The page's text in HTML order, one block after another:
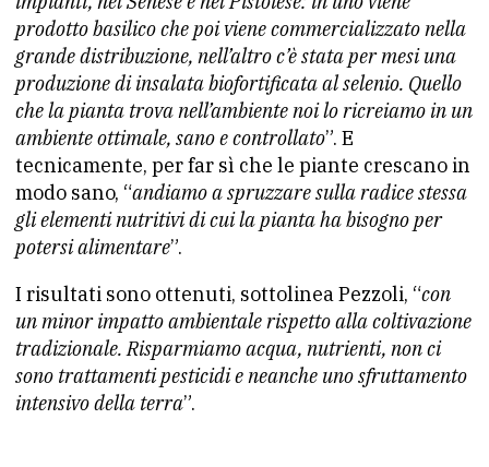
prodotto basilico che poi viene commercializzato nella
grande distribuzione, nell’altro c’è stata per mesi una
produzione di insalata biofortificata al selenio. Quello
che la pianta trova nell’ambiente noi lo ricreiamo in un
ambiente ottimale, sano e controllato”. E
tecnicamente, per far sì che le piante crescano in
modo sano, “andiamo a spruzzare sulla radice stessa
gli elementi nutritivi di cui la pianta ha bisogno per
potersi alimentare”.
I risultati sono ottenuti, sottolinea Pezzoli, “con
un minor impatto ambientale rispetto alla coltivazione
tradizionale. Risparmiamo acqua, nutrienti, non ci
sono trattamenti pesticidi e neanche uno sfruttamento
intensivo della terra”.